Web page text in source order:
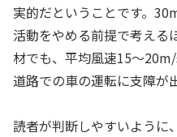
実的だということです。
活動をやめる前提で考える
材でも、平均風速15〜
道路での車の運転に支障が
読者が判断しやすいように